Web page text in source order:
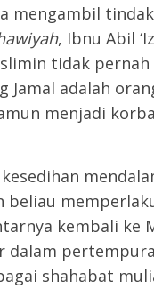
mengambil
, Ibnu Abil
tidak
adalah
kembali ke
dalam
shahabat